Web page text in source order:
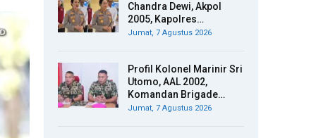
Chandra Dewi, Akpol
2005, Kapolres…
Jumat, 7 Agustus 2026
Profil Kolonel Marinir Sri
Utomo, AAL 2002,
Komandan Brigade…
Jumat, 7 Agustus 2026